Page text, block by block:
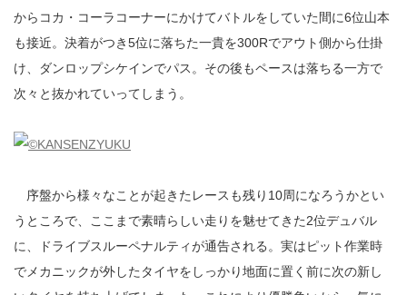
からコカ・コーラコーナーにかけてバトルをしていた間に6位山本
も接近。決着がつき5位に落ちた一貴を300Rでアウト側から仕掛
け、ダンロップシケインでパス。その後もペースは落ちる一方で
次々と抜かれていってしまう。
序盤から様々なことが起きたレースも残り10周になろうかとい
うところで、ここまで素晴らしい走りを魅せてきた2位デュバル
に、ドライブスルーペナルティが通告される。実はピット作業時
でメカニックが外したタイヤをしっかり地面に置く前に次の新し